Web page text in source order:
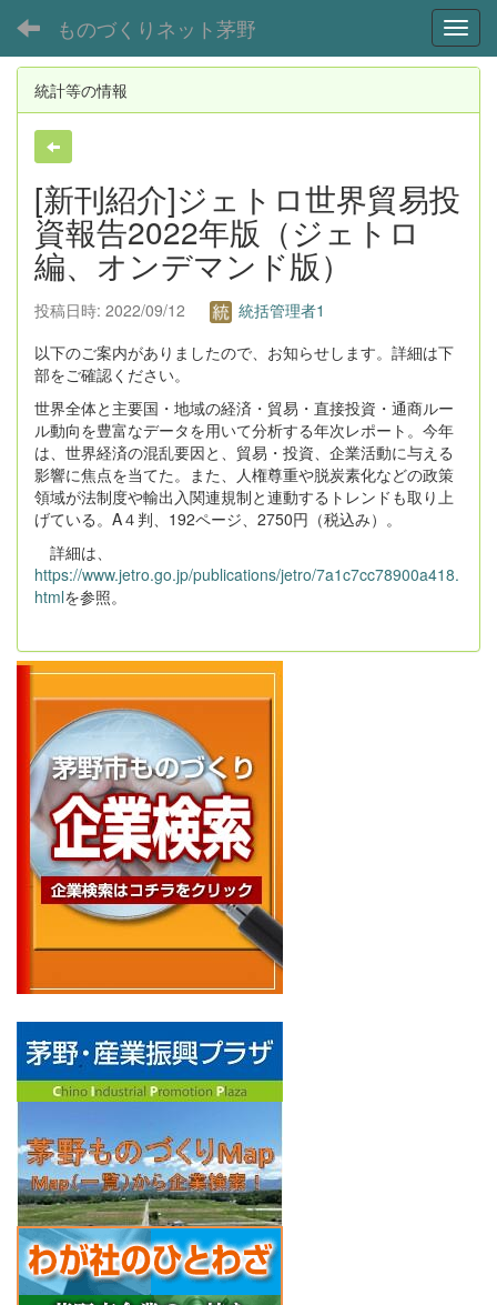
ものづくりネット茅野
統計等の情報
[新刊紹介]ジェトロ世界貿易投
資報告2022年版（ジェトロ
編、オンデマンド版）
投稿日時: 2022/09/12
統括管理者1
以下のご案内がありましたので、お知らせします。詳細は下
部をご確認ください。
世界全体と主要国・地域の経済・貿易・直接投資・通商ルー
ル動向を豊富なデータを用いて分析する年次レポート。今年
は、世界経済の混乱要因と、貿易・投資、企業活動に与える
影響に焦点を当てた。また、人権尊重や脱炭素化などの政策
領域が法制度や輸出入関連規制と連動するトレンドも取り上
げている。A４判、192ページ、2750円（税込み）。
詳細は、
https://www.jetro.go.jp/publications/jetro/7a1c7cc78900a418.
htmlを参照。